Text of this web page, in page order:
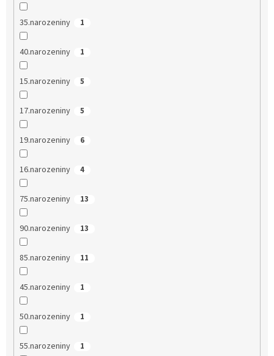
35.narozeniny 1
40.narozeniny 1
15.narozeniny 5
17.narozeniny 5
19.narozeniny 6
16.narozeniny 4
75.narozeniny 13
90.narozeniny 13
85.narozeniny 11
45.narozeniny 1
50.narozeniny 1
55.narozeniny 1